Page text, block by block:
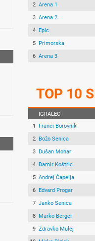
2 Arena 1
3 Arena 2
4 Epic
5 Primorska
6 Arena 3
TOP 10
IGRALEC
1
Franci Borovnik
2 Božo Senica
3 Dušan Mohar
4 Damir Koštric
5 Andrej Čapelja
6 Edvard Progar
7 Janko Senica
8 Marko Berger
9 Zdravko Mulej